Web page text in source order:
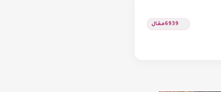
6939مقال